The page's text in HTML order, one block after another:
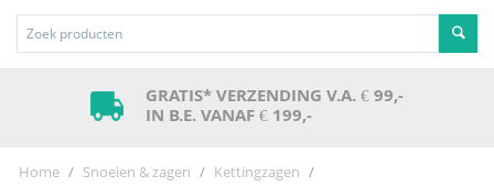
GRATIS* VERZENDING V.A. € 99,-
IN B.E. VANAF € 199,-
Home / Snoeien & zagen / Kettingzagen /